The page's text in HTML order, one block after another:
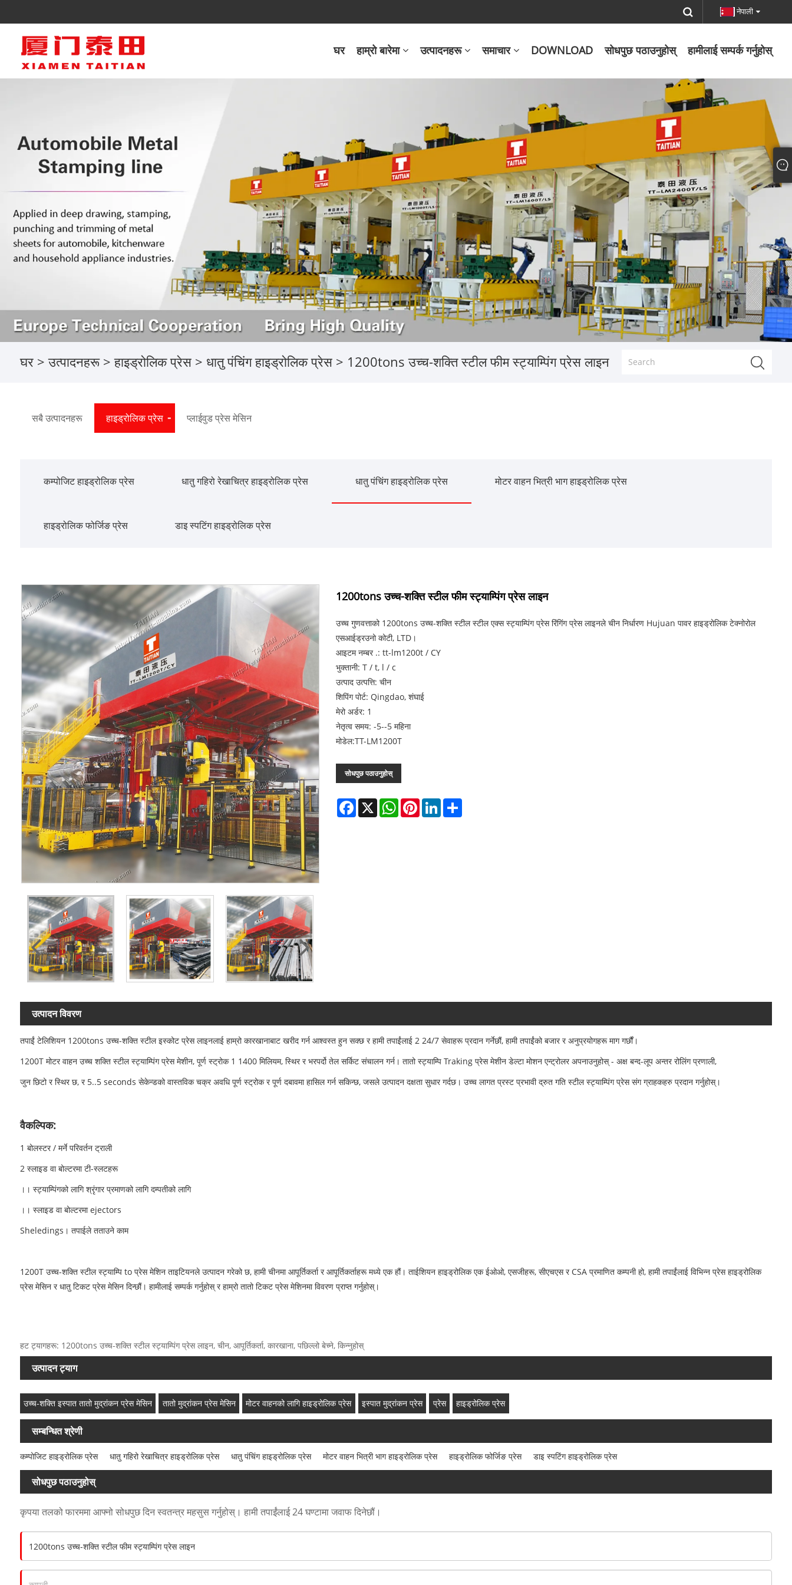
नेपाली
घर हाम्रो बारेमा उत्पादनहरू समाचार DOWNLOAD सोधपुछ पठाउनुहोस् हामीलाई सम्पर्क गर्नुहोस्
घर > उत्पादनहरू>हाइड्रोलिक प्रेस> धातु पंचिंग हाइड्रोलिक प्रेस> 1200tons उच्च-शक्ति स्टील फीम स्ट्याम्पिंग प्रेस लाइन
सबै उत्पादनहरू हाइड्रोलिक प्रेस प्लाईवुड प्रेस मेसिन
कम्पोजिट हाइड्रोलिक प्रेस धातु गहिरो रेखाचित्र हाइड्रोलिक प्रेस धातु पंचिंग हाइड्रोलिक प्रेस मोटर वाहन भित्री भाग हाइड्रोलिक प्रेस
हाइड्रोलिक फोर्जिङ प्रेस डाइ स्पटिंग हाइड्रोलिक प्रेस
1200tons उच्च-शक्ति स्टील फीम स्ट्याम्पिंग प्रेस लाइन
उच्च गुणवत्ताको 1200tons उच्च-शक्ति स्टील स्टील एक्स स्ट्याम्पिंग प्रेस रिंगिंग प्रेस लाइनले चीन निर्धारण Hujuan पावर हाइड्रोलिक टेक्नोरोल
एसआईड्रउनो कोटी, LTD।
आइटम नम्बर .: tt-lm1200t / CY
भुक्तानी: T / t, l / c
उत्पाद उत्पत्ति: चीन
शिपिंग पोर्ट: Qingdao, शंघाई
मेरो अर्डर: 1
नेतृत्व समय: -5--5 महिना
मोडेल:TT-LM1200T
सोधपुछ पठाउनुहोस्
Facebook
X WhatsAppPinterestLinkedInShare
उत्पादन विवरण
तपाईं टेलिशियन 1200tons उच्च-शक्ति स्टील इस्कोट प्रेस लाइनलाई हाम्रो कारखानाबाट खरीद गर्न आश्वस्त हुन सक्छ र हामी तपाईंलाई 2 24/7 सेवाहरू प्रदान गर्नेछौं, हामी तपाईंको बजार र अनुप्रयोगहरू माग गर्छौं।
1200T मोटर वाहन उच्च शक्ति स्टील स्ट्याम्पिंग प्रेस मेशीन, पूर्ण स्ट्रोक 1 1400 मिलियम, स्थिर र भरपर्दो तेल सर्किट संचालन गर्न। तातो स्ट्याम्पि Traking प्रेस मेशीन डेल्टा मोशन एन्ट्रोलर अपनाउनुहोस् - अक्ष बन्द-लूप अन्तर रोलिंग प्रणाली,
जुन छिटो र स्थिर छ, र 5..5 seconds सेकेन्डको वास्तविक चक्र अवधि पूर्ण स्ट्रोक र पूर्ण दबावमा हासिल गर्न सकिन्छ, जसले उत्पादन दक्षता सुधार गर्दछ। उच्च लागत प्रस्ट प्रभावी द्रुत गति स्टील स्ट्याम्पिंग प्रेस संग ग्राहकहरु प्रदान गर्नुहोस्।
वैकल्पिक:
1 बोलस्टर / मर्ने परिवर्तन ट्राली
2 स्लाइड वा बोल्टरमा टी-स्लटहरू
।। स्ट्याम्पिंगको लागि श्रृंगार प्रमाणको लागि दम्पतीको लागि
।। स्लाइड वा बोल्टरमा ejectors
Sheledings। तपाईले तताउने काम
1200T उच्च-शक्ति स्टील स्ट्याम्पि to प्रेस मेशिन ताइटियनले उत्पादन गरेको छ, हामी चीनमा आपूर्तिकर्ता र आपूर्तिकर्ताहरू मध्ये एक हौं। ताईशियन हाइड्रोलिक एक ईओओ, एसजीहरू, सीएचएस र CSA प्रमाणित कम्पनी हो, हामी तपाईंलाई विभिन्न प्रेस हाइड्रोलिक
प्रेस मेसिन र धातु टिकट प्रेस मेसिन दिन्छौं। हामीलाई सम्पर्क गर्नुहोस् र हाम्रो तातो टिकट प्रेस मेशिनमा विवरण प्राप्त गर्नुहोस्।
हट ट्यागहरू: 1200tons उच्च-शक्ति स्टील स्ट्याम्पिंग प्रेस लाइन, चीन, आपूर्तिकर्ता, कारखाना, पछिल्लो बेच्ने, किन्नुहोस्
उत्पादन ट्याग
उच्च-शक्ति इस्पात तातो मुद्रांकन प्रेस मेसिन तातो मुद्रांकन प्रेस मेसिन मोटर वाहनको लागि हाइड्रोलिक प्रेस इस्पात मुद्रांकन प्रेस प्रेस हाइड्रोलिक प्रेस
सम्बन्धित श्रेणी
कम्पोजिट हाइड्रोलिक प्रेस धातु गहिरो रेखाचित्र हाइड्रोलिक प्रेस धातु पंचिंग हाइड्रोलिक प्रेस मोटर वाहन भित्री भाग हाइड्रोलिक प्रेस हाइड्रोलिक फोर्जिङ प्रेस डाइ स्पटिंग हाइड्रोलिक प्रेस
सोधपुछ पठाउनुहोस्
कृपया तलको फारममा आफ्नो सोधपुछ दिन स्वतन्त्र महसुस गर्नुहोस्। हामी तपाईंलाई 24 घण्टामा जवाफ दिनेछौं।